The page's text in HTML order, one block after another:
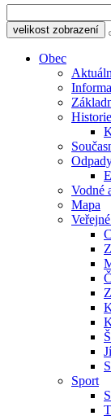
velikost zobrazení
Obec
Historie
Vodné
Mapa
Sport